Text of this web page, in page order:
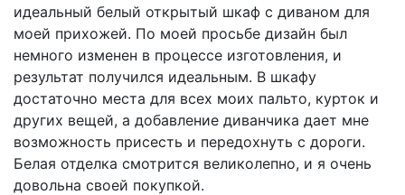
идеальный белый открытый шкаф с диваном для
моей прихожей. По моей просьбе дизайн был
немного изменен в процессе изготовления, и
результат получился идеальным. В шкафу
достаточно места для всех моих пальто, курток и
других вещей, а добавление диванчика дает мне
возможность присесть и передохнуть с дороги.
Белая отделка смотрится великолепно, и я очень
довольна своей покупкой.